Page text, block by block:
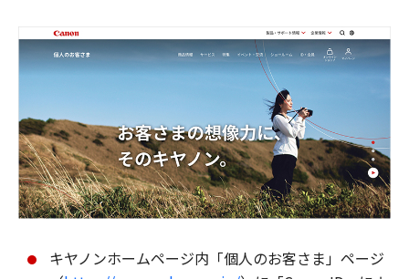
キヤノンホームページ内「個人のお客さま」ページ